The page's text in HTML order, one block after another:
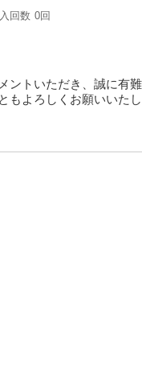
回数 0回
ントいただき、誠に有
よろしくお願いいたし